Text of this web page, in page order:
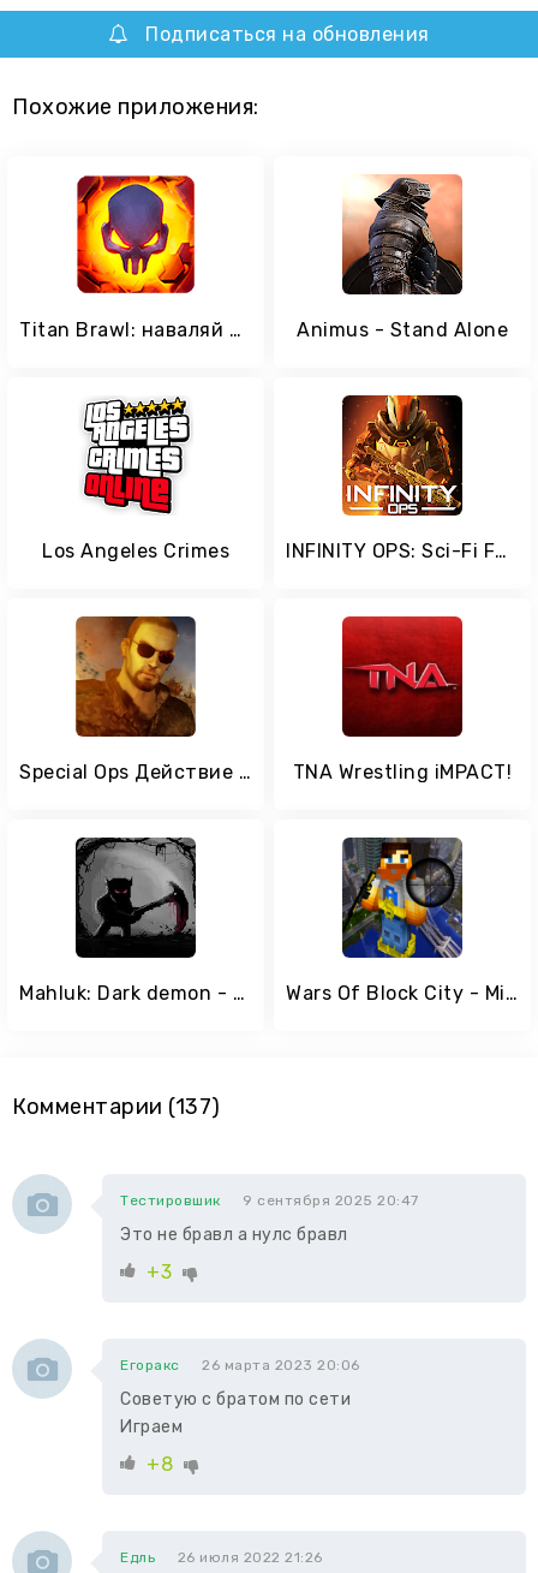
Подписаться на обновления
Похожие приложения:
Titan Brawl: наваляй титанам Animus - Stand Alone
Los Angeles Crimes INFINITY OPS: Sci-Fi FPS
Special Ops Действие игры FPS TNA Wrestling iMPACT!
Mahluk: Dark demon - Retro horror platformer Wars Of Block City - Mine Game
Комментарии (137)
Тестировшик 9 сентября 2025 20:47
Это не бравл а нулс бравл
+3
Егоракс 26 марта 2023 20:06
Советую с братом по сети
Играем
+8
Едль 26 июля 2022 21:26